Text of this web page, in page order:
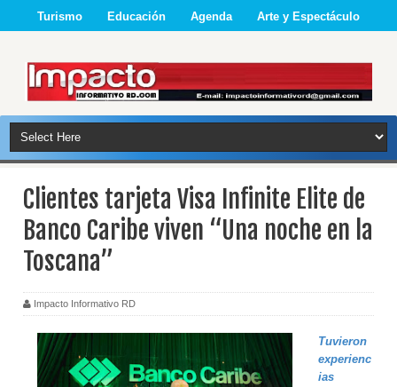
Turismo Educación Agenda Arte y Espectáculo
Clientes tarjeta Visa Infinite Elite de
Banco Caribe viven “Una noche en la
Toscana”
Impacto Informativo RD
Tuvieron
experienc
ias